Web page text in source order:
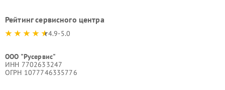
Рейтинг сервисного центра
4.9-5.0
ООО "Русервис"
ИНН 7702633247
ОГРН 1077746335776